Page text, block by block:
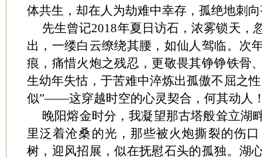
体共生，却在人为劫难中幸存，孤绝地刺
先生曾记2018年夏日访石，浓雾锁天，
出，一缕白云缭绕其腰，如仙人驾临。次
痕，痛惜火炮之残忍，更敬畏其铮铮铁骨
生幼年失怙，于苦难中淬炼出孤傲不屈之
似”——这穿越时空的心灵契合，何其动人
晚阳熔金时分，我凝望那古塔般耸立湖
里泛着沧桑的光，那些被火炮撕裂的伤
树，迎风招展，似在抚慰石头的孤独。湖